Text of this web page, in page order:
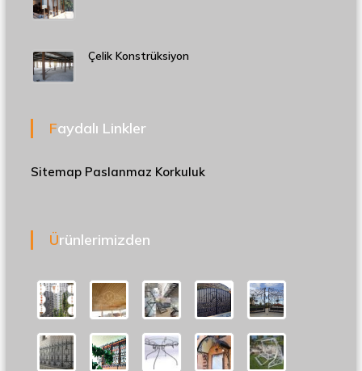
Çelik Konstrüksiyon
Faydalı Linkler
Sitemap Paslanmaz Korkuluk
Ürünlerimizden